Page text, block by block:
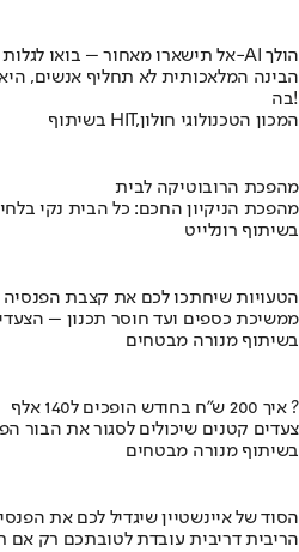
אל תישארו מאחור – בואו לגלות לאן ה-AI הולך
הבינה המלאכותית לא תחליף אנשים,
בה!
בשיתוף HIT,המכון הטכנולוגי חולון
מהפכת הרובוטיקה לבית
מהפכת הניקיון החכם: כל הבית נקי
בשיתוף רונלייט
הטעויות שיחתכו לכם את קצבת הפנסיה
ממשיכת כספים ועד חוסר תכנון –
בשיתוף מנורה מבטחים
איך 200 ש"ח בחודש הופכים ל140 אלף ?
צעדים קטנים שיכולים לסגור את הבור
בשיתוף מנורה מבטחים
הסוד של איינשטיין שיגדיל לכם את
הריבית דריבית עובדת לטובתכם רק אם